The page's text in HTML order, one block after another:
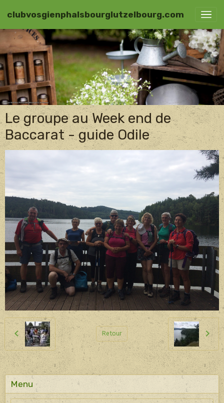
clubvosgienphalsbourglutzelbourg.com
Le groupe au Week end de
Baccarat - guide Odile
Retour
Menu